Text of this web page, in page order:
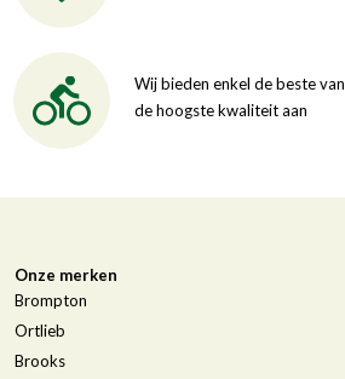
Wij bieden enkel de beste van
de hoogste kwaliteit aan
Onze merken
Brompton
Ortlieb
Brooks